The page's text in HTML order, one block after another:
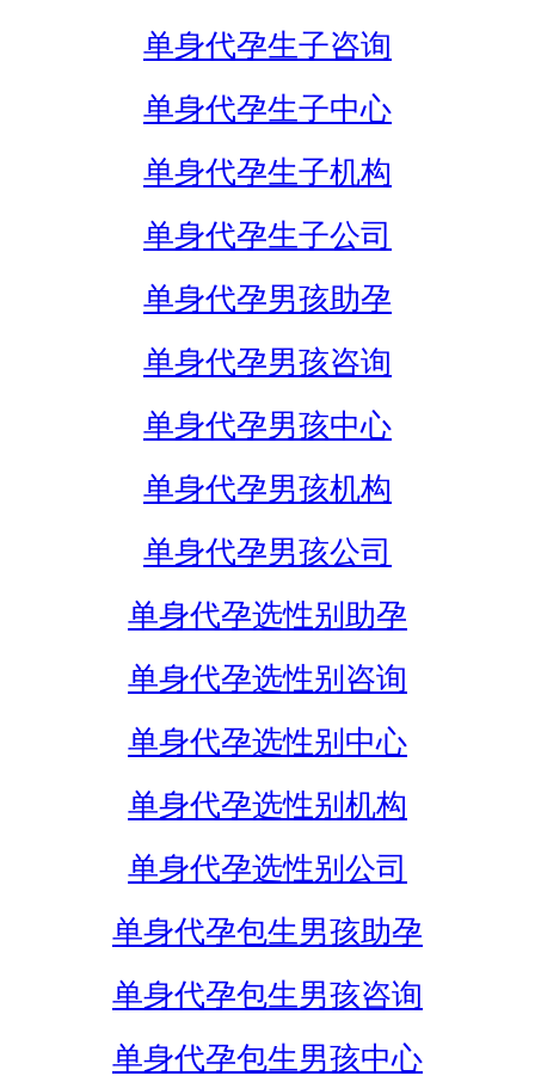
单身代孕生子咨询
单身代孕生子中心
单身代孕生子机构
单身代孕生子公司
单身代孕男孩助孕
单身代孕男孩咨询
单身代孕男孩中心
单身代孕男孩机构
单身代孕男孩公司
单身代孕选性别助孕
单身代孕选性别咨询
单身代孕选性别中心
单身代孕选性别机构
单身代孕选性别公司
单身代孕包生男孩助孕
单身代孕包生男孩咨询
单身代孕包生男孩中心